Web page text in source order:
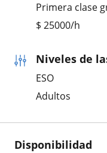
Primera clase
$ 25000/h
Niveles de
ESO
Adultos
Disponibilidad